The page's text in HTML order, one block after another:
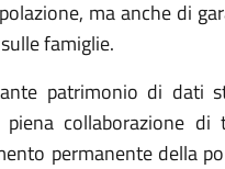
ma anche di
famiglie.
patrimonio di dati
collaborazione
permanente della